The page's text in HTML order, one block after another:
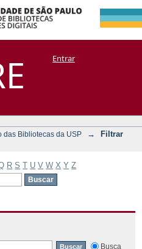
por:
+ CoriscoEntrar
das Bibliotecas da USP →
Filtrar
R S T U V W X Y Z
Busca